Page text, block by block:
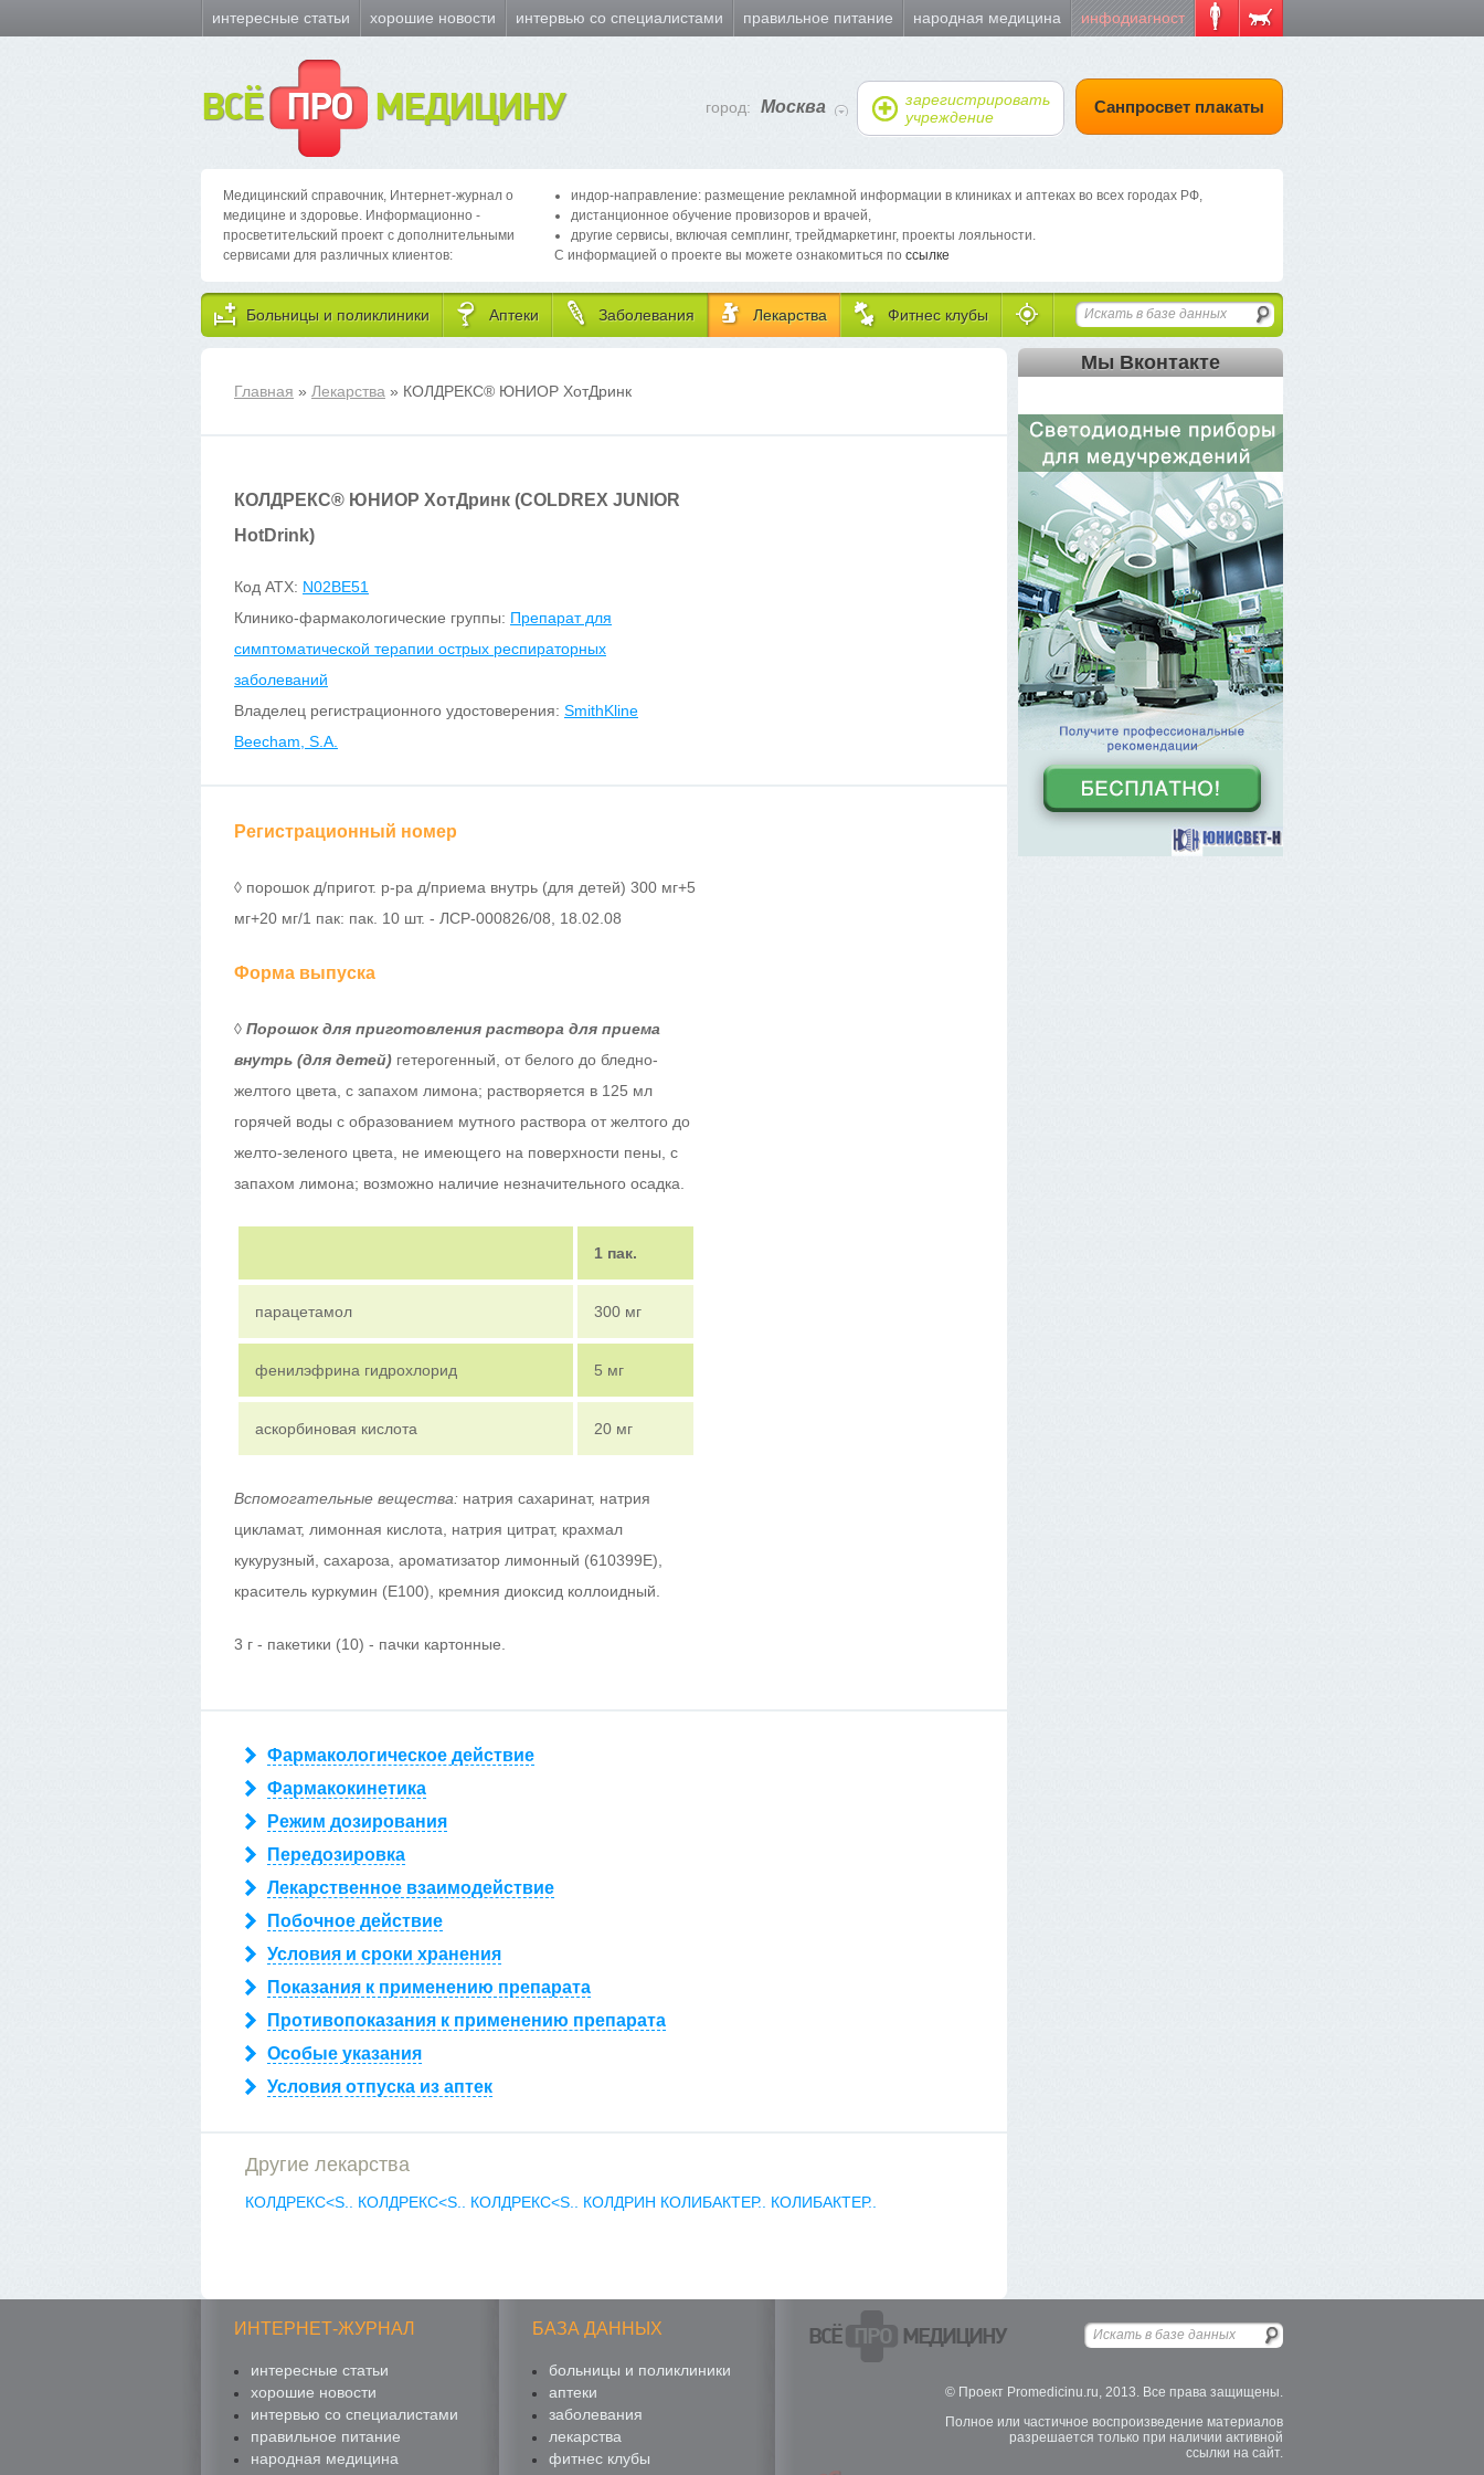
интересные статьи хорошие новости интервью со специалистами правильное питание народная медицина инфодиагност
ВСЁ ПРО МЕДИЦИНУ город: Москва
зарегистрировать
учреждение
Санпросвет плакаты
Медицинский справочник, Интернет-журнал о
медицине и здоровье. Информационно -
просветительский проект с дополнительными
сервисами для различных клиентов:
индор-направление: размещение рекламной информации в клиниках и аптеках во всех городах РФ,
дистанционное обучение провизоров и врачей,
другие сервисы, включая семплинг, трейдмаркетинг, проекты лояльности.
С информацией о проекте вы можете ознакомиться по ссылке
Больницы и поликлиники Аптеки Заболевания Лекарства Фитнес клубы
Главная » Лекарства » КОЛДРЕКС® ЮНИОР ХотДринк
КОЛДРЕКС® ЮНИОР ХотДринк (COLDREX JUNIOR
HotDrink)
Код ATX: N02BE51
Клинико-фармакологические группы: Препарат для
симптоматической терапии острых респираторных
заболеваний
Владелец регистрационного удостоверения: SmithKline
Beecham, S.A.
Регистрационный номер
◊ порошок д/пригот. р-ра д/приема внутрь (для детей) 300 мг+5
мг+20 мг/1 пак: пак. 10 шт. - ЛСР-000826/08, 18.02.08
Форма выпуска
◊ Порошок для приготовления раствора для приема
внутрь (для детей) гетерогенный, от белого до бледно-
желтого цвета, с запахом лимона; растворяется в 125 мл
горячей воды с образованием мутного раствора от желтого до
желто-зеленого цвета, не имеющего на поверхности пены, с
запахом лимона; возможно наличие незначительного осадка.
1 пак.
парацетамол 300 мг
фенилэфрина гидрохлорид 5 мг
аскорбиновая кислота 20 мг
Вспомогательные вещества: натрия сахаринат, натрия
цикламат, лимонная кислота, натрия цитрат, крахмал
кукурузный, сахароза, ароматизатор лимонный (610399E),
краситель куркумин (Е100), кремния диоксид коллоидный.
3 г - пакетики (10) - пачки картонные.
Фармакологическое действие
Фармакокинетика
Режим дозирования
Передозировка
Лекарственное взаимодействие
Побочное действие
Условия и сроки хранения
Показания к применению препарата
Противопоказания к применению препарата
Особые указания
Условия отпуска из аптек
Другие лекарства
КОЛДРЕКС<S.. КОЛДРЕКС<S.. КОЛДРЕКС<S.. КОЛДРИН КОЛИБАКТЕР.. КОЛИБАКТЕР..
Мы Вконтакте
ИНТЕРНЕТ-ЖУРНАЛ
интересные статьи
хорошие новости
интервью со специалистами
правильное питание
народная медицина
БАЗА ДАННЫХ
больницы и поликлиники
аптеки
заболевания
лекарства
фитнес клубы
ВСЁ ПРО МЕДИЦИНУ
© Проект Promedicinu.ru, 2013. Все права защищены.
Полное или частичное воспроизведение материалов
разрешается только при наличии активной
ссылки на сайт.